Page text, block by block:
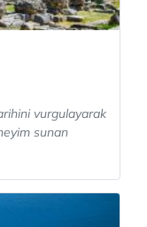
vurgulayarak
sunan